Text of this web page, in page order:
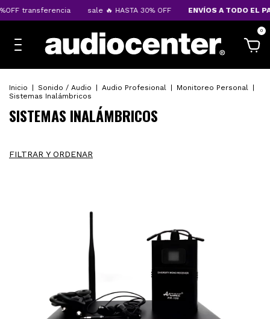
transferencia sale 🔥 HASTA 30% OFF ENVÍOS A TODO EL
0
Inicio Sonido / Audio Audio Profesional Monitoreo Personal
Sistemas Inalámbricos
SISTEMAS INALÁMBRICOS
FILTRAR Y ORDENAR